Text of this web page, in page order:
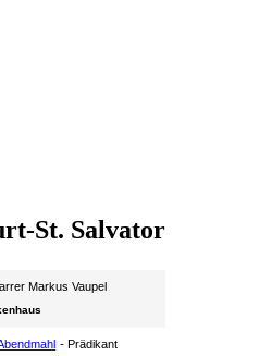
St. Salvator
Markus Vaupel
Prädikant